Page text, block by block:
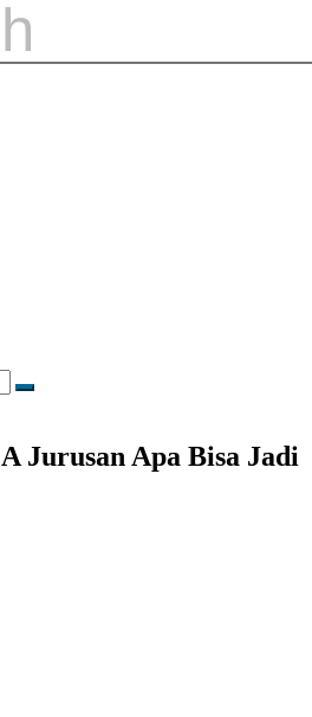
Jurusan Apa Bisa Jadi